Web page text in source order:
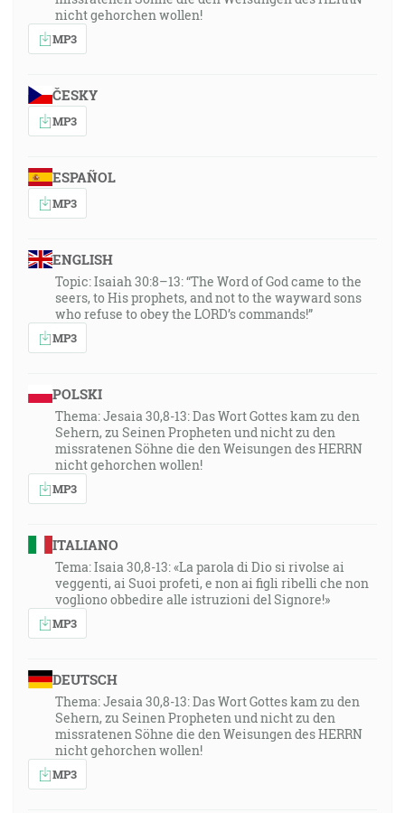
nicht gehorchen wollen!
MP3
ČESKY
MP3
ESPAÑOL
MP3
ENGLISH
Topic: Isaiah 30:8–13: “The Word of God came to the
seers, to His prophets, and not to the wayward sons
who refuse to obey the LORD’s commands!”
MP3
POLSKI
Thema: Jesaia 30,8-13: Das Wort Gottes kam zu den
Sehern, zu Seinen Propheten und nicht zu den
missratenen Söhne die den Weisungen des HERRN
nicht gehorchen wollen!
MP3
ITALIANO
Tema: Isaia 30,8-13: «La parola di Dio si rivolse ai
veggenti, ai Suoi profeti, e non ai figli ribelli che non
vogliono obbedire alle istruzioni del Signore!»
MP3
DEUTSCH
Thema: Jesaia 30,8-13: Das Wort Gottes kam zu den
Sehern, zu Seinen Propheten und nicht zu den
missratenen Söhne die den Weisungen des HERRN
nicht gehorchen wollen!
MP3